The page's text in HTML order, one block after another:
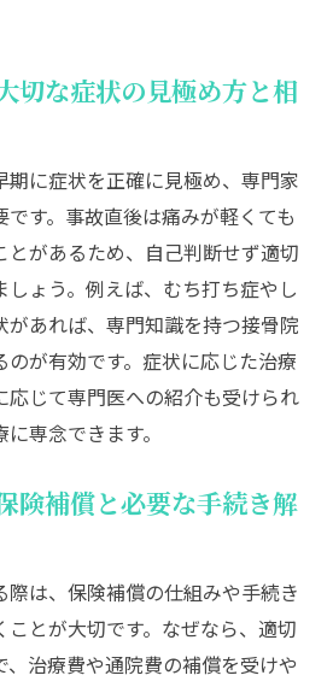
切な症状の見極め方と相
に症状を正確に見極め、専門家
す。事故直後は痛みが軽くても
があるため、自己判断せず適切
ょう。例えば、むち打ち症やし
があれば、専門知識を持つ接骨院
が有効です。症状に応じた治療
応じて専門医への紹介も受けられ
専念できます。
険補償と必要な手続き解
は、保険補償の仕組みや手続き
ことが大切です。なぜなら、適切
治療費や通院費の補償を受けや